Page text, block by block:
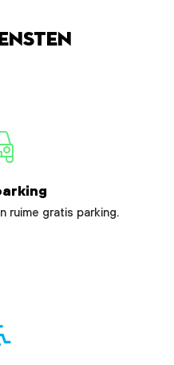
ruime gratis parking.